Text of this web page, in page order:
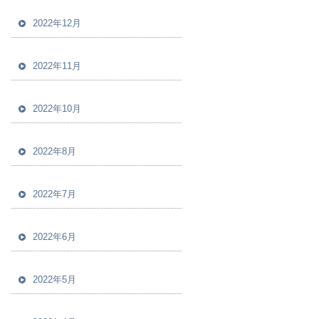
2022年12月
2022年11月
2022年10月
2022年8月
2022年7月
2022年6月
2022年5月